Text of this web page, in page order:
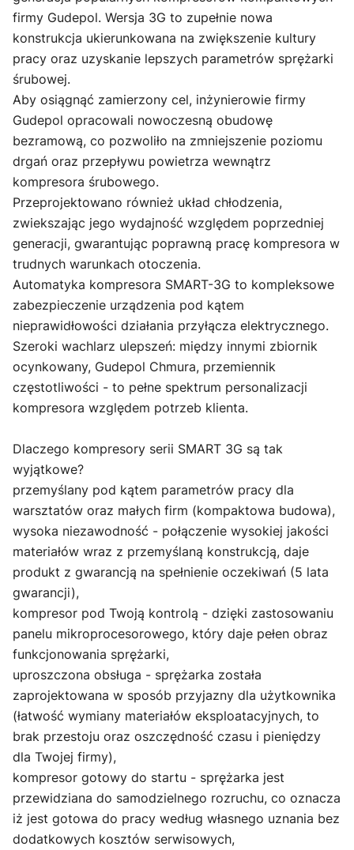
firmy Gudepol. Wersja 3G to zupełnie nowa
konstrukcja ukierunkowana na zwiększenie kultury
pracy oraz uzyskanie lepszych parametrów sprężarki
śrubowej.
Aby osiągnąć zamierzony cel, inżynierowie firmy
Gudepol opracowali nowoczesną obudowę
bezramową, co pozwoliło na zmniejszenie poziomu
drgań oraz przepływu powietrza wewnątrz
kompresora śrubowego.
Przeprojektowano również układ chłodzenia,
zwiekszając jego wydajność względem poprzedniej
generacji, gwarantując poprawną pracę kompresora w
trudnych warunkach otoczenia.
Automatyka kompresora SMART-3G to kompleksowe
zabezpieczenie urządzenia pod kątem
nieprawidłowości działania przyłącza elektrycznego.
Szeroki wachlarz ulepszeń: między innymi zbiornik
ocynkowany, Gudepol Chmura, przemiennik
częstotliwości - to pełne spektrum personalizacji
kompresora względem potrzeb klienta.
Dlaczego kompresory serii SMART 3G są tak
wyjątkowe?
przemyślany pod kątem parametrów pracy dla
warsztatów oraz małych firm (kompaktowa budowa),
wysoka niezawodność - połączenie wysokiej jakości
materiałów wraz z przemyślaną konstrukcją, daje
produkt z gwarancją na spełnienie oczekiwań (5 lata
gwarancji),
kompresor pod Twoją kontrolą - dzięki zastosowaniu
panelu mikroprocesorowego, który daje pełen obraz
funkcjonowania sprężarki,
uproszczona obsługa - sprężarka została
zaprojektowana w sposób przyjazny dla użytkownika
(łatwość wymiany materiałów eksploatacyjnych, to
brak przestoju oraz oszczędność czasu i pieniędzy
dla Twojej firmy),
kompresor gotowy do startu - sprężarka jest
przewidziana do samodzielnego rozruchu, co oznacza
iż jest gotowa do pracy według własnego uznania bez
dodatkowych kosztów serwisowych,